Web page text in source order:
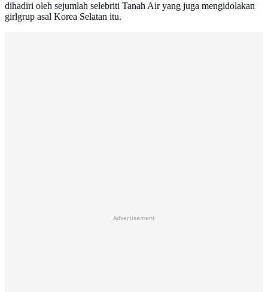
dihadiri oleh sejumlah selebriti Tanah Air yang juga mengidolakan
girlgrup asal Korea Selatan itu.
Advertisement